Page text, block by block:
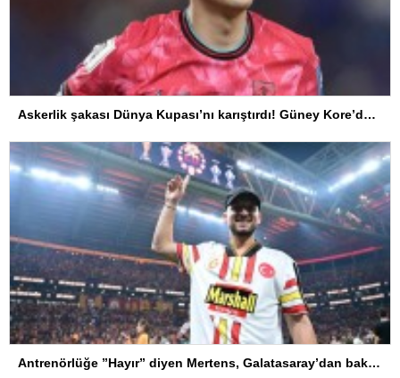
Askerlik şakası Dünya Kupası’nı karıştırdı! Güney Kore’den sert karar
Antrenörlüğe ”Hayır” diyen Mertens, Galatasaray’dan bakın ne istedi